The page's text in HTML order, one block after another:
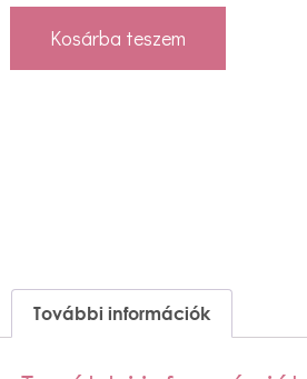
Kosárba teszem
További információk